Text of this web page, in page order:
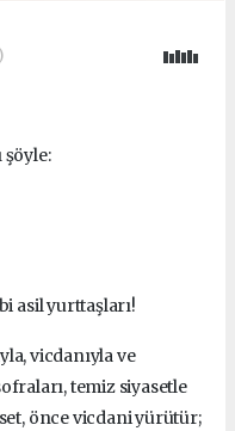
şöyle:
asil yurttaşları!
vicdanıyla ve
temiz siyasetle
önce vicdani yürütür;